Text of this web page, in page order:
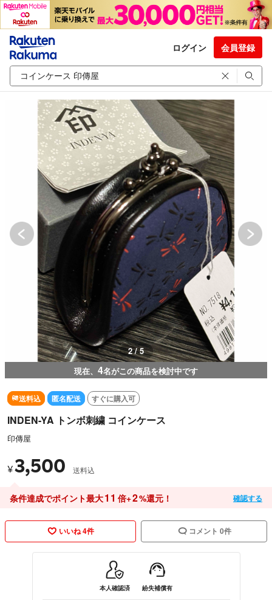
ログイン 会員登録
3 / 5
現在、 4名がこの商品を検討中です
送料込 匿名配送 すぐに購入可
INDEN-YA トンボ刺繍 コインケース
印傳屋
¥3,500 送料込
条件達成でポイント最大11 倍+2%還元！ 確認する
いいね 4件 コメント 0件
本人確認済 紛失補償有